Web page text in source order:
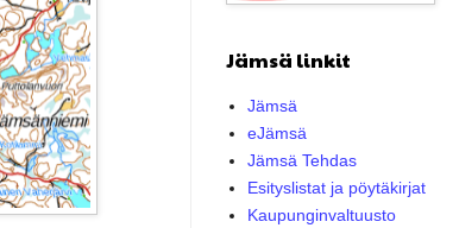
Jämsä linkit
Jämsä
eJämsä
Jämsä Tehdas
Esityslistat ja pöytäkirjat
Kaupunginvaltuusto